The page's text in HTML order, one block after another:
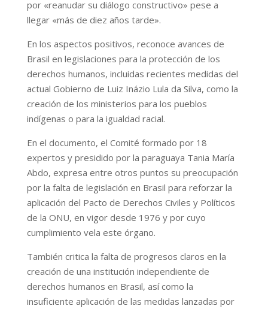
por «reanudar su diálogo constructivo» pese a
llegar «más de diez años tarde».
En los aspectos positivos, reconoce avances de
Brasil en legislaciones para la protección de los
derechos humanos, incluidas recientes medidas del
actual Gobierno de Luiz Inázio Lula da Silva, como la
creación de los ministerios para los pueblos
indígenas o para la igualdad racial.
En el documento, el Comité formado por 18
expertos y presidido por la paraguaya Tania María
Abdo, expresa entre otros puntos su preocupación
por la falta de legislación en Brasil para reforzar la
aplicación del Pacto de Derechos Civiles y Políticos
de la ONU, en vigor desde 1976 y por cuyo
cumplimiento vela este órgano.
También critica la falta de progresos claros en la
creación de una institución independiente de
derechos humanos en Brasil, así como la
insuficiente aplicación de las medidas lanzadas por